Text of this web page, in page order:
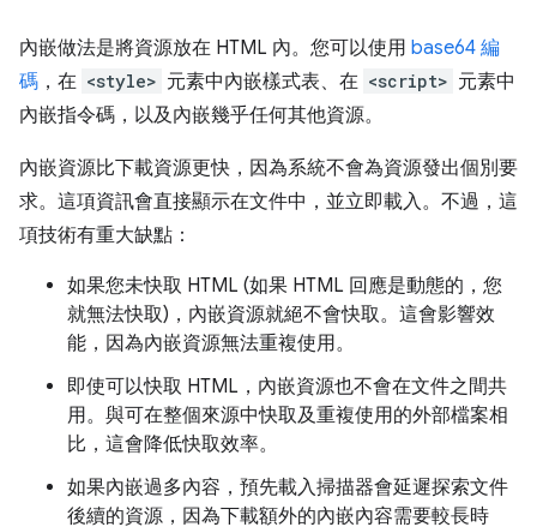
內嵌做法是將資源放在 HTML 內。您可以使用 base64 編
碼 ，在 <style> 元素中內嵌樣式表、在 <script> 元素中
內嵌指令碼，以及內嵌幾乎任何其他資源。
內嵌資源比下載資源更快，因為系統不會為資源發出個別要
求。這項資訊會直接顯示在文件中，並立即載入。不過，這
項技術有重大缺點：
如果您未快取 HTML (如果 HTML 回應是動態的，您
就無法快取)，內嵌資源就絕不會快取。這會影響效
能，因為內嵌資源無法重複使用。
即使可以快取 HTML，內嵌資源也不會在文件之間共
用。與可在整個來源中快取及重複使用的外部檔案相
比，這會降低快取效率。
如果內嵌過多內容，預先載入掃描器會延遲探索文件
後續的資源，因為下載額外的內嵌內容需要較長時